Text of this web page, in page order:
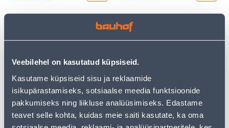
Veebilehel on kasutatud küpsiseid.
Kasutame küpsiseid sisu ja reklaamide
isikupärastamiseks, sotsiaalse meedia funktsioonide
pakkumiseks ning liikluse analüüsimiseks. Edastame
teavet selle kohta, kuidas meie saiti kasutate, ka oma
VÄIKE KOKANUGA
FISKARS ALL STEEL 13,5CM
KOORIMISNUGA FISKARS
ALL STEEL 7CM